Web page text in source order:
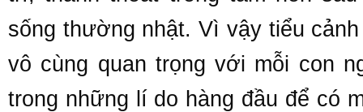
sống thường nhật. Vì vậy tiểu
vô cùng quan trọng với mỗi con
trong những lí do hàng đầu để có